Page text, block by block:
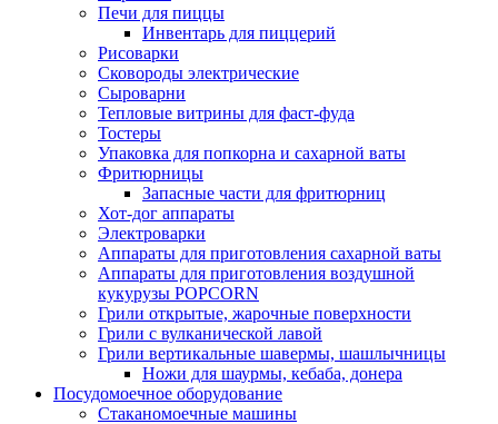
Печи для пиццы
Инвентарь для пиццерий
Рисоварки
Сковороды электрические
Сыроварни
Тепловые витрины для фаст-фуда
Тостеры
Упаковка для попкорна и сахарной ваты
Фритюрницы
Запасные части для фритюрниц
Хот-дог аппараты
Электроварки
Аппараты для приготовления сахарной ваты
Аппараты для приготовления воздушной
кукурузы POPCORN
Грили открытые, жарочные поверхности
Грили с вулканической лавой
Грили вертикальные шавермы, шашлычницы
Ножи для шаурмы, кебаба, донера
Посудомоечное оборудование
Стаканомоечные машины